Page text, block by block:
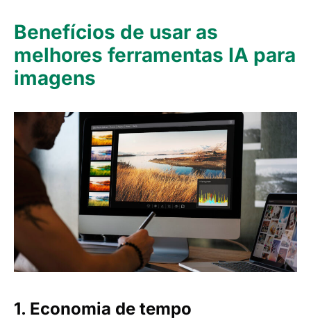
Benefícios de usar as
melhores ferramentas IA para
imagens
1. Economia de tempo